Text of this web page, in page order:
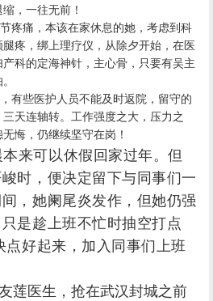
，一往无前！
痛，本该在家休息的她，考虑到科
疼，绑上理疗仪，从除夕开始，在医
科的定海神针，主心骨，只要有吴主
些医护人员不能及时返院，留守的
天连轴转。工作强度之大，压力之
悔，仍继续坚守在岗！
来可以休假回家过年。但
时，便决定留下与同事们一
，她阑尾炎发作，但她仍强
是趁上班不忙时抽空打点
好起来，加入同事们上班
莲医生，抢在武汉封城之前